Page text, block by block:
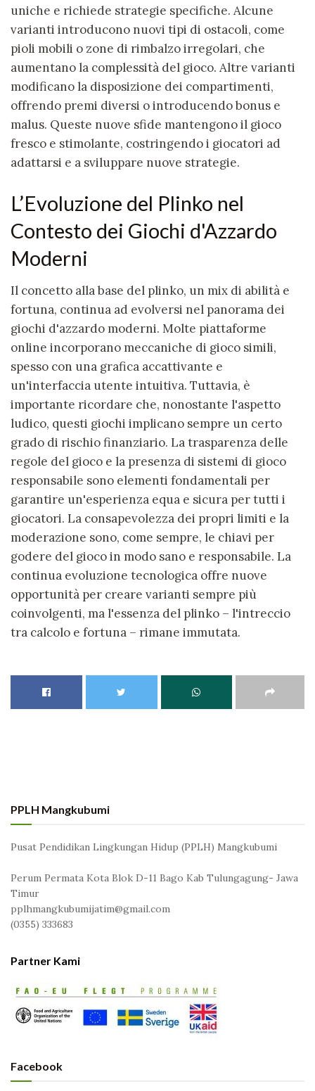
uniche e richiede strategie specifiche. Alcune
varianti introducono nuovi tipi di ostacoli, come
pioli mobili o zone di rimbalzo irregolari, che
aumentano la complessità del gioco. Altre varianti
modificano la disposizione dei compartimenti,
offrendo premi diversi o introducendo bonus e
malus. Queste nuove sfide mantengono il gioco
fresco e stimolante, costringendo i giocatori ad
adattarsi e a sviluppare nuove strategie.
L’Evoluzione del Plinko nel
Contesto dei Giochi d'Azzardo
Moderni
Il concetto alla base del plinko, un mix di abilità e
fortuna, continua ad evolversi nel panorama dei
giochi d'azzardo moderni. Molte piattaforme
online incorporano meccaniche di gioco simili,
spesso con una grafica accattivante e
un'interfaccia utente intuitiva. Tuttavia, è
importante ricordare che, nonostante l'aspetto
ludico, questi giochi implicano sempre un certo
grado di rischio finanziario. La trasparenza delle
regole del gioco e la presenza di sistemi di gioco
responsabile sono elementi fondamentali per
garantire un'esperienza equa e sicura per tutti i
giocatori. La consapevolezza dei propri limiti e la
moderazione sono, come sempre, le chiavi per
godere del gioco in modo sano e responsabile. La
continua evoluzione tecnologica offre nuove
opportunità per creare varianti sempre più
coinvolgenti, ma l'essenza del plinko – l'intreccio
tra calcolo e fortuna – rimane immutata.
PPLH Mangkubumi
Pusat Pendidikan Lingkungan Hidup (PPLH) Mangkubumi
Perum Permata Kota Blok D-11 Bago Kab Tulungagung- Jawa
Timur
pplhmangkubumijatim@gmail.com
(0355) 333683
Partner Kami
Facebook